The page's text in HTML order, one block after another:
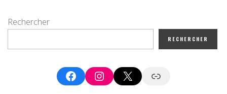
Rechercher
RECHERCHER
FacebookInstagram
X Google News